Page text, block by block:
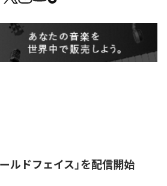
ルドフェイス」を配信開始